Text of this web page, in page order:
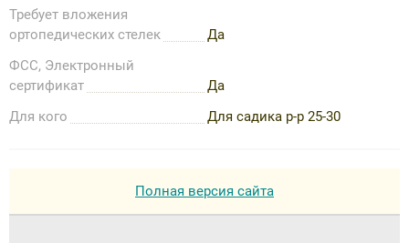
Требует вложения
ортопедических стелек
Да
ФСС, Электронный
сертификат
Да
Для кого
Для садика р-р 25-30
Полная версия сайта